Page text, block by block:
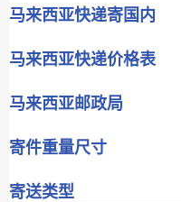
马来西亚快递寄国内
马来西亚快递价格表
马来西亚邮政局
寄件重量尺寸
寄送类型